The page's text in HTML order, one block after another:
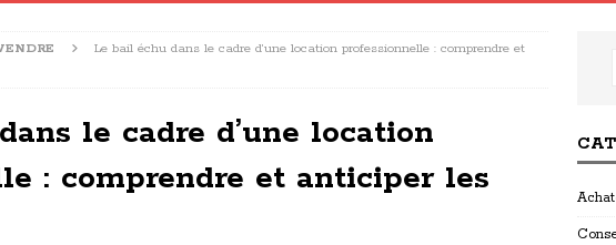
Le bail échu dans le cadre d’une location professionnelle : comprendre et
le cadre d’une location
: comprendre et anticiper les